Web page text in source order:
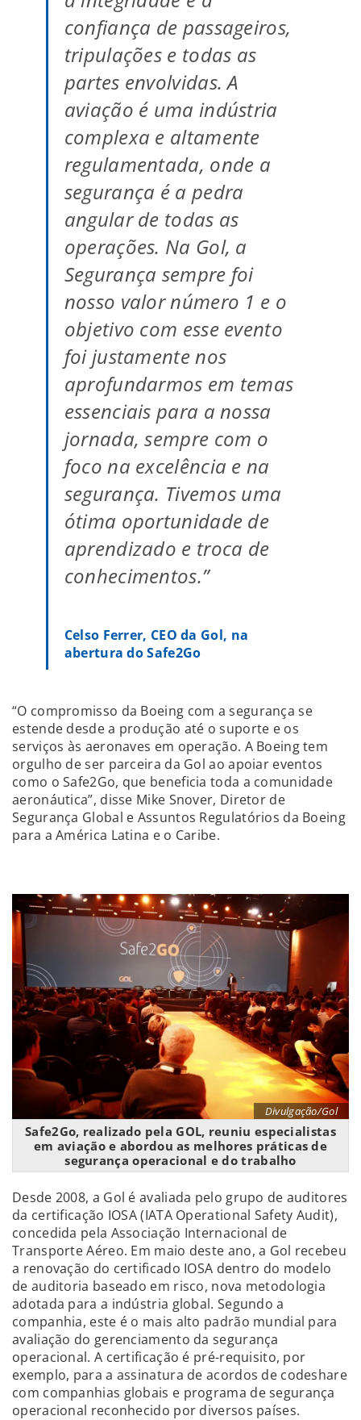
confiança de passageiros,
tripulações e todas as
partes envolvidas. A
aviação é uma indústria
complexa e altamente
regulamentada, onde a
segurança é a pedra
angular de todas as
operações. Na Gol, a
Segurança sempre foi
nosso valor número 1 e o
objetivo com esse evento
foi justamente nos
aprofundarmos em temas
essenciais para a nossa
jornada, sempre com o
foco na excelência e na
segurança. Tivemos uma
ótima oportunidade de
aprendizado e troca de
conhecimentos.”
Celso Ferrer, CEO da Gol, na
abertura do Safe2Go
“O compromisso da Boeing com a segurança se
estende desde a produção até o suporte e os
serviços às aeronaves em operação. A Boeing tem
orgulho de ser parceira da Gol ao apoiar eventos
como o Safe2Go, que beneficia toda a comunidade
aeronáutica”, disse Mike Snover, Diretor de
Segurança Global e Assuntos Regulatórios da Boeing
para a América Latina e o Caribe.
Divulgação/Gol
Safe2Go, realizado pela GOL, reuniu especialistas
em aviação e abordou as melhores práticas de
segurança operacional e do trabalho
Desde 2008, a Gol é avaliada pelo grupo de auditores
da certificação IOSA (IATA Operational Safety Audit),
concedida pela Associação Internacional de
Transporte Aéreo. Em maio deste ano, a Gol recebeu
a renovação do certificado IOSA dentro do modelo
de auditoria baseado em risco, nova metodologia
adotada para a indústria global. Segundo a
companhia, este é o mais alto padrão mundial para
avaliação do gerenciamento da segurança
operacional. A certificação é pré-requisito, por
exemplo, para a assinatura de acordos de codeshare
com companhias globais e programa de segurança
operacional reconhecido por diversos países.